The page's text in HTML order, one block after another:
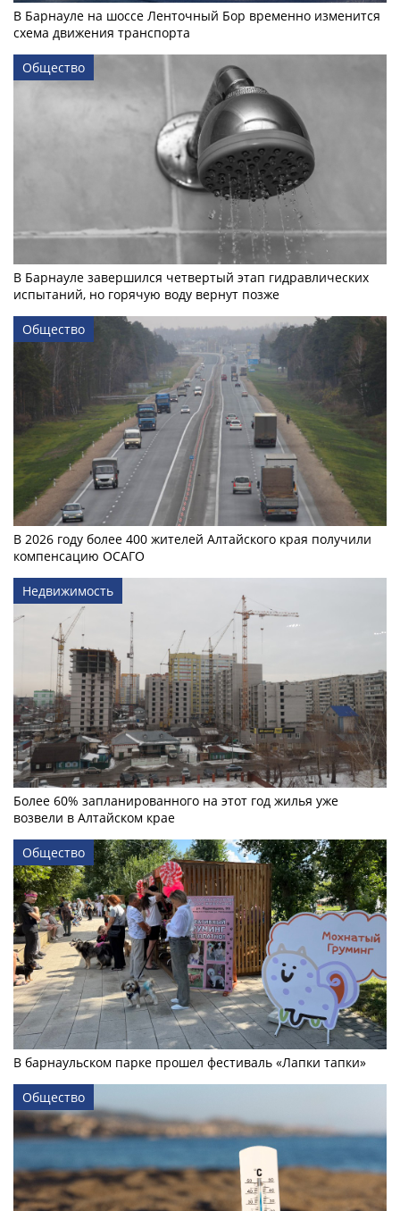
В Барнауле на шоссе Ленточный Бор временно изменится
схема движения транспорта
Общество
В Барнауле завершился четвертый этап гидравлических
испытаний, но горячую воду вернут позже
Общество
В 2026 году более 400 жителей Алтайского края получили
компенсацию ОСАГО
Недвижимость
Более 60% запланированного на этот год жилья уже
возвели в Алтайском крае
Общество
В барнаульском парке прошел фестиваль «Лапки тапки»
Общество